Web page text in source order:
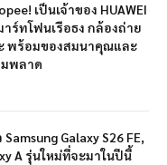
เป็นเจ้าของ HUAWEI
าร์ทโฟนเรือธง กล้องถ่าย
พร้อมของสมนาคุณและ
พลาด
Galaxy S26 FE,
A รุ่นใหม่ที่จะมาในปีนี้